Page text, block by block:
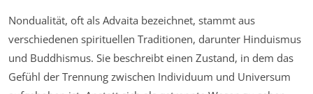
Nondualität, oft als Advaita bezeichnet, stammt aus
verschiedenen spirituellen Traditionen, darunter Hinduismus
und Buddhismus. Sie beschreibt einen Zustand, in dem das
Gefühl der Trennung zwischen Individuum und Universum